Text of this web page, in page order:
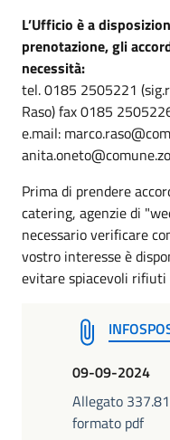
L’Ufficio è a
prenotazione, gli
necessità:
tel. 0185 2505221
Raso) fax 0185
e.mail:
Prima di prendere
catering, agenzie di
necessario verificare
vostro interesse è
evitare spiacevoli
09-09-2024
Allegato
formato pdf